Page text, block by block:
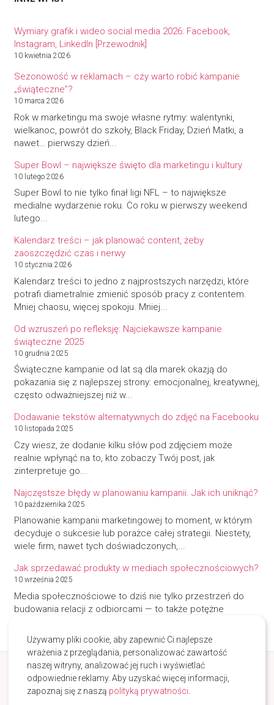
Wymiary grafik i wideo social media 2026: Facebook,
Instagram, LinkedIn [Przewodnik]
10 kwietnia 2026
Sezonowość w reklamach – czy warto robić kampanie
„świąteczne”?
10 marca 2026
Rok w marketingu ma swoje własne rytmy: walentynki,
wielkanoc, powrót do szkoły, Black Friday, Dzień Matki, a
nawet… pierwszy dzień...
Super Bowl – największe święto dla marketingu i kultury
10 lutego 2026
Super Bowl to nie tylko finał ligi NFL – to największe
medialne wydarzenie roku. Co roku w pierwszy weekend
lutego...
Kalendarz treści – jak planować content, żeby
zaoszczędzić czas i nerwy
10 stycznia 2026
Kalendarz treści to jedno z najprostszych narzędzi, które
potrafi diametralnie zmienić sposób pracy z contentem.
Mniej chaosu, więcej spokoju. Mniej...
Od wzruszeń po refleksję: Najciekawsze kampanie
świąteczne 2025
10 grudnia 2025
Świąteczne kampanie od lat są dla marek okazją do
pokazania się z najlepszej strony: emocjonalnej, kreatywnej,
często odważniejszej niż w...
Dodawanie tekstów alternatywnych do zdjęć na Facebooku
10 listopada 2025
Czy wiesz, że dodanie kilku słów pod zdjęciem może
realnie wpłynąć na to, kto zobaczy Twój post, jak
zinterpretuje go...
Najczęstsze błędy w planowaniu kampanii. Jak ich uniknąć?
10 października 2025
Planowanie kampanii marketingowej to moment, w którym
decyduje o sukcesie lub porażce całej strategii. Niestety,
wiele firm, nawet tych doświadczonych,...
Jak sprzedawać produkty w mediach społecznościowych?
10 września 2025
Media społecznościowe to dziś nie tylko przestrzeń do
budowania relacji z odbiorcami — to także potężne
KONTAKT
Zadzwoń, napisz lub odwiedź nas!
Używamy pliki cookie, aby zapewnić Ci najlepsze
wrażenia z przeglądania, personalizować zawartość
naszej witryny, analizować jej ruch i wyświetlać
odpowiednie reklamy. Aby uzyskać więcej informacji,
zapoznaj się z naszą polityką prywatności